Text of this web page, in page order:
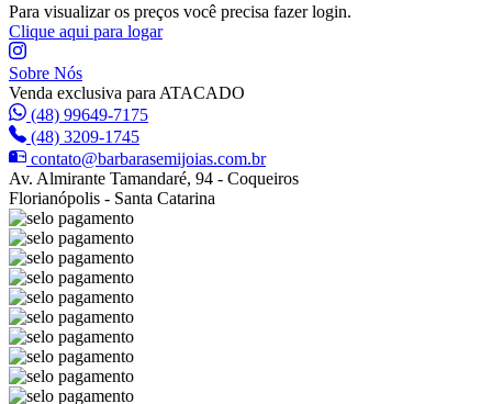
Para visualizar os preços você precisa fazer login.
Clique aqui para logar
Sobre Nós
Venda exclusiva para ATACADO
(48) 99649-7175
(48) 3209-1745
contato@barbarasemijoias.com.br
Av. Almirante Tamandaré, 94 - Coqueiros
Florianópolis - Santa Catarina